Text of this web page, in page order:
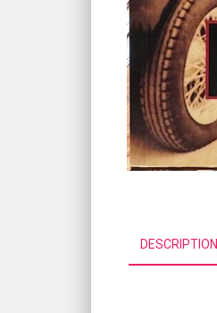
DESCRIPTION